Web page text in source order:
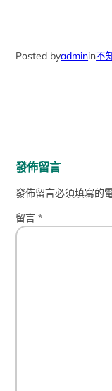
Posted byadminin不
發佈留言
發佈留言必須填寫的
留言*